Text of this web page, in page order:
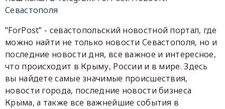
Севастополя
"ForPost" - севастопольский новостной портал, где
можно найти не только новости Севастополя, но и
последние новости дня, все важное и интересное,
что происходит в Крыму, России и в мире. Здесь
вы найдете самые значимые происшествия,
новости города, последние новости бизнеса
Крыма, а также все важнейшие события в